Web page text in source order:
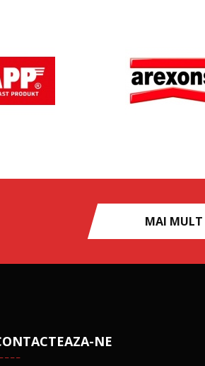
MAI MULT
NE